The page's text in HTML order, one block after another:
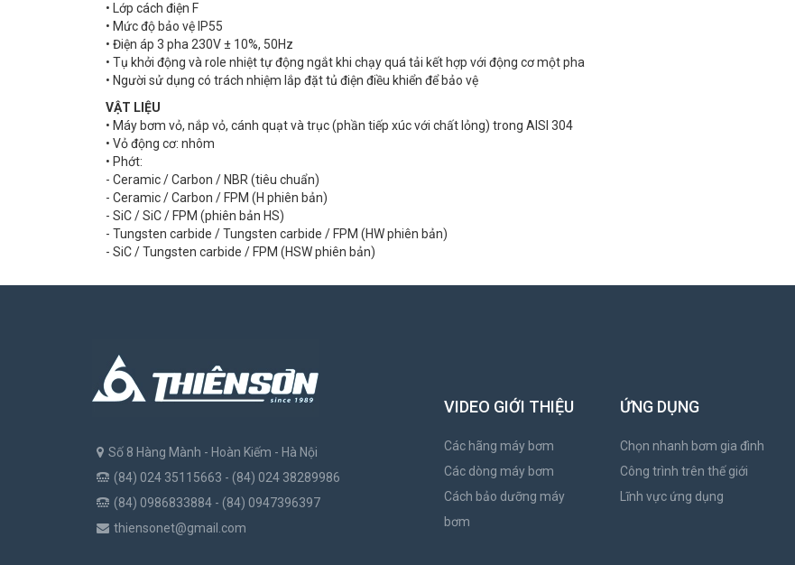
• Lớp cách điện F
• Mức độ bảo vệ IP55
• Điện áp 3 pha 230V ± 10%, 50Hz
• Tụ khởi động và role nhiệt tự động ngắt khi chạy quá tải kết hợp với động cơ một pha
• Người sử dụng có trách nhiệm lắp đặt tủ điện điều khiển để bảo vệ
VẬT LIỆU
• Máy bơm vỏ, nắp vỏ, cánh quạt và trục (phần tiếp xúc với chất lỏng) trong AISI 304
• Vỏ động cơ: nhôm
• Phớt:
- Ceramic / Carbon / NBR (tiêu chuẩn)
- Ceramic / Carbon / FPM (H phiên bản)
- SiC / SiC / FPM (phiên bản HS)
- Tungsten carbide / Tungsten carbide / FPM (HW phiên bản)
- SiC / Tungsten carbide / FPM (HSW phiên bản)
Số 8 Hàng Mành - Hoàn Kiếm - Hà Nội
(84) 024 35115663 - (84) 024 38289986
(84) 0986833884 - (84) 0947396397
thiensonet@gmail.com
VIDEO GIỚI THIỆU
Các hãng máy bơm
Các dòng máy bơm
Cách bảo dưỡng máy
bơm
ỨNG DỤNG
Chọn nhanh bơm gia đình
Công trình trên thế giới
Lĩnh vực ứng dụng